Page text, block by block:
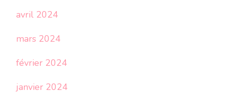
avril 2024
mars 2024
février 2024
janvier 2024